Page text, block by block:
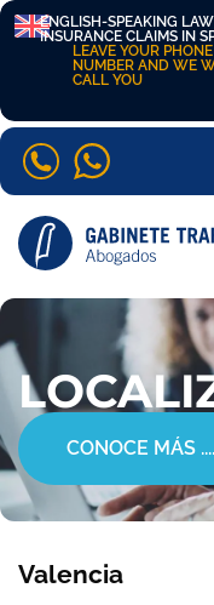
ENGLISH-SPEAKING
INSURANCE CLAIMS IN
LEAVE YOUR PHONE
NUMBER AND WE
CALL YOU
CONOCE MÁS ....
Valencia